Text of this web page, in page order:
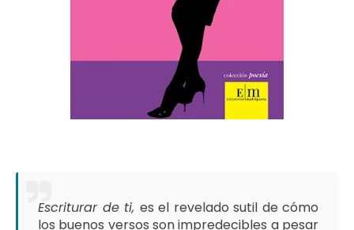
Escriturar de ti, es el revelado sutil de cómo
los buenos versos son impredecibles a pesar